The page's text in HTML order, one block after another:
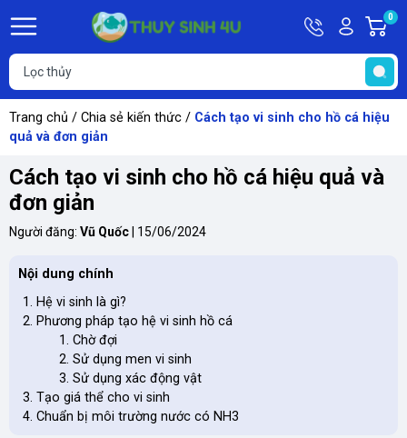
HotlineTài
khoản
Hello,
Khách
0
Trang chủ / Chia sẻ kiến thức / Cách tạo vi sinh cho hồ cá hiệu
quả và đơn giản
Cách tạo vi sinh cho hồ cá hiệu quả và
đơn giản
Người đăng: Vũ Quốc 15/06/2024
Nội dung chính
Hệ vi sinh là gì?
Phương pháp tạo hệ vi sinh hồ cá
Chờ đợi
Sử dụng men vi sinh
Sử dụng xác động vật
Tạo giá thể cho vi sinh
Chuẩn bị môi trường nước có NH3